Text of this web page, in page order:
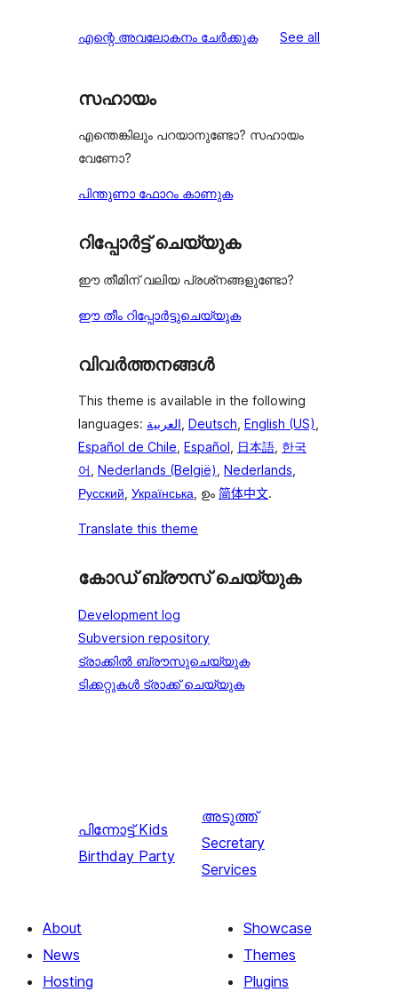
എന്റെ അവലോകനം ചേർക്കുക See all
സഹായം
എന്തെങ്കിലും പറയാനുണ്ടോ? സഹായം
വേണോ?
പിന്തുണാ ഫോറം കാണുക
റിപ്പോർട്ട് ചെയ്യുക
ഈ തീമിന് വലിയ പ്രശ്‌നങ്ങളുണ്ടോ?
ഈ തീം റിപ്പോർട്ടുചെയ്യുക
വിവർത്തനങ്ങൾ
This theme is available in the following
languages: العربية, Deutsch, English (US),
Español de Chile, Español, 日本語, 한국
어, Nederlands (België), Nederlands,
Русский, Українська, ഉം 简体中文.
Translate this theme
കോഡ് ബ്രൗസ് ചെയ്യുക
Development log
Subversion repository
ട്രാക്കിൽ ബ്രൗസുചെയ്യുക
ടിക്കറ്റുകൾ ട്രാക്ക് ചെയ്യുക
പിന്നോട്ട് Kids
Birthday Party
അടുത്ത്
Secretary
Services
About
News
Hosting
Showcase
Themes
Plugins